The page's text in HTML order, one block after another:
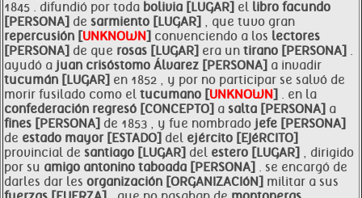
1845 . difundió por toda bolivia [LUGAR] el libro facundo
[PERSONA] de sarmiento [LUGAR] , que tuvo gran
repercusión [UNKNOWN] convenciendo a los lectores
[PERSONA] de que rosas [LUGAR] era un tirano [PERSONA] .
ayudó a juan crisóstomo Álvarez [PERSONA] a invadir
tucumán [LUGAR] en 1852 , y por no participar se salvó de
morir fusilado como el tucumano [UNKNOWN] . en la
confederación regresó [CONCEPTO] a salta [PERSONA] a
fines [PERSONA] de 1853 , y fue nombrado jefe [PERSONA]
de estado mayor [ESTADO] del ejército [EJéRCITO]
provincial de santiago [LUGAR] del estero [LUGAR] , dirigido
por su amigo antonino taboada [PERSONA] . se encargó de
darles dar les organización [ORGANIZACIóN] militar a sus